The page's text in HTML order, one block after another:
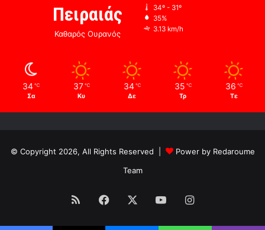
Πειραιάς
Καθαρός Ουρανός
34º - 31º
35%
3.13 km/h
34 ℃
Σα
37 ℃
Κυ
34 ℃
Δε
35 ℃
Τρ
36 ℃
Τε
© Copyright 2026, All Rights Reserved |
Power by Redaroume
Team
RSS Facebook YouTubeInstagram